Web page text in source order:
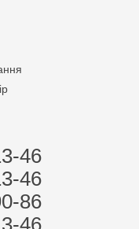
46
46
86